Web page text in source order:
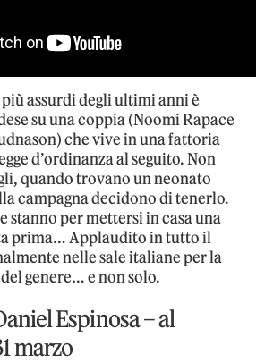
assurdi degli ultimi anni è
su una coppia (Noomi Rapace
che vive in una fattoria
d’ordinanza al seguito. Non
quando trovano un neonato
campagna decidono di tenerlo.
stanno per mettersi in casa una
prima… Applaudito in tutto il
nelle sale italiane per la
genere… e non solo.
Espinosa – al
marzo